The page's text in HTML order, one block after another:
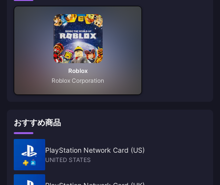
Roblox
Roblox Corporation
おすすめ商品
PlayStation Network Card (US)
UNITED STATES